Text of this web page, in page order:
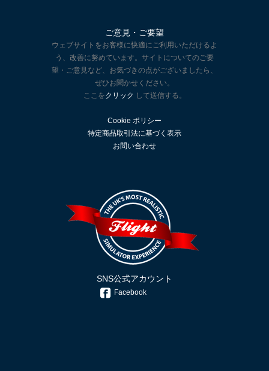
ご意見・ご要望
ウェブサイトをお客様に快適にご利用いただけるよ
う、改善に努めています。サイトについてのご要
望・ご意見など、お気づきの点がございましたら、
ぜひお聞かせください。
ここをクリック して送信する。
Cookie ポリシー
特定商品取引法に基づく表示
お問い合わせ
SNS公式アカウント
Facebook